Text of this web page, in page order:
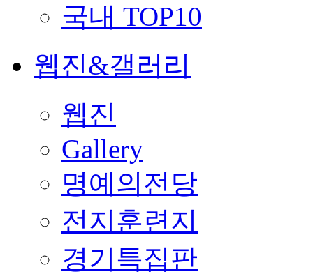
국내 TOP10
웹진&갤러리
웹진
Gallery
명예의전당
전지훈련지
경기특집판